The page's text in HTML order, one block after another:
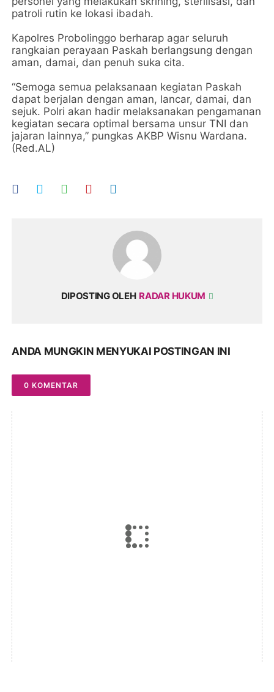
patroli rutin ke lokasi ibadah.
Kapolres Probolinggo berharap agar seluruh
rangkaian perayaan Paskah berlangsung dengan
aman, damai, dan penuh suka cita.
“Semoga semua pelaksanaan kegiatan Paskah
dapat berjalan dengan aman, lancar, damai, dan
sejuk. Polri akan hadir melaksanakan pengamanan
kegiatan secara optimal bersama unsur TNI dan
jajaran lainnya,” pungkas AKBP Wisnu Wardana.
(Red.AL)
DIPOSTING OLEH RADAR HUKUM
ANDA MUNGKIN MENYUKAI POSTINGAN INI
0 KOMENTAR